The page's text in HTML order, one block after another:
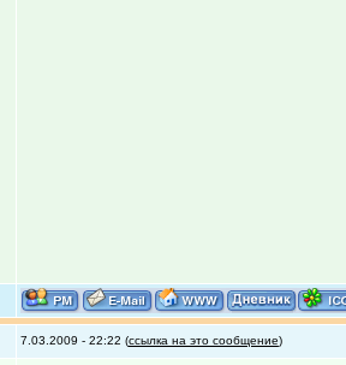
7.03.2009 - 22:22 (ссылка на это сообщение)